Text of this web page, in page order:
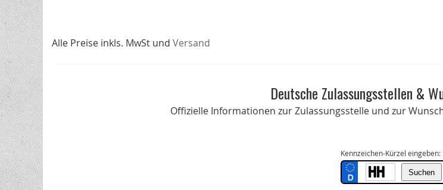
Alle Preise inkls. MwSt und Versand
Deutsche Zulassungsstellen &
Offizielle Informationen zur Zulassungsstelle und zur
Kennzeichen-Kürzel eingeben: